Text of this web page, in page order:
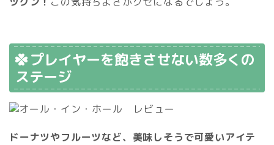
プレイヤーを飽きさせない数多くの
ステージ
ドーナツやフルーツなど、美味しそうで可愛いアイテ